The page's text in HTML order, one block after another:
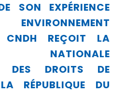
DU
DROITS DE
LES